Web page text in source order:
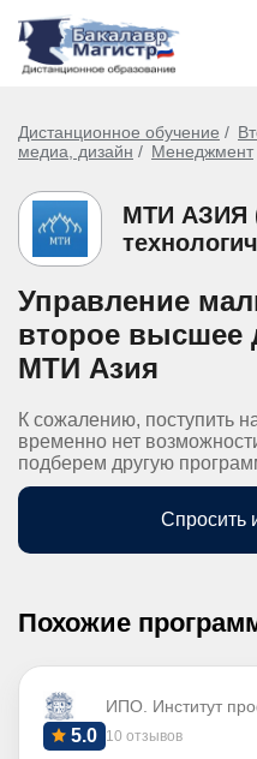
Дистанционное обучение
медиа, дизайн
Менеджмент
МТИ АЗИЯ
Управление
второе высшее
МТИ Азия
К сожалению, поступить
временно нет
подберем другую
Спросить
Похожие
ИПО. Институт
10 отзывов
5.0